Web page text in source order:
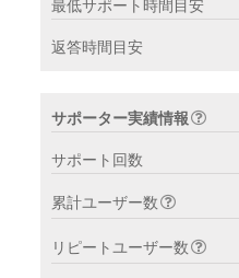
最低サポート時間目安
返答時間目安
サポーター実績情報
サポート回数
累計ユーザー数
リピートユーザー数